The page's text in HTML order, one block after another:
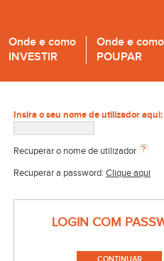
Onde e como
INVESTIR
Onde e como
POUPAR
Insira o seu nome de utilizador aqui:
Recuperar o nome de utilizador
Recuperar a password: Clique aqui
LOGIN COM